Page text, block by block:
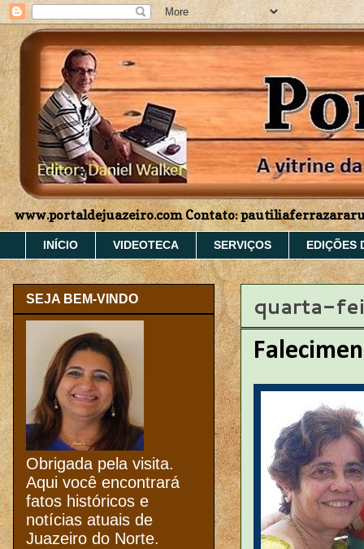
www.portaldejuazeiro.com Contato:
INÍCIO VIDEOTECA SERVIÇOS EDIÇÕES
quarta-
SEJA BEM-VINDO
Obrigada pela visita.
Aqui você encontrará
fatos históricos e
notícias atuais de
Juazeiro do Norte.